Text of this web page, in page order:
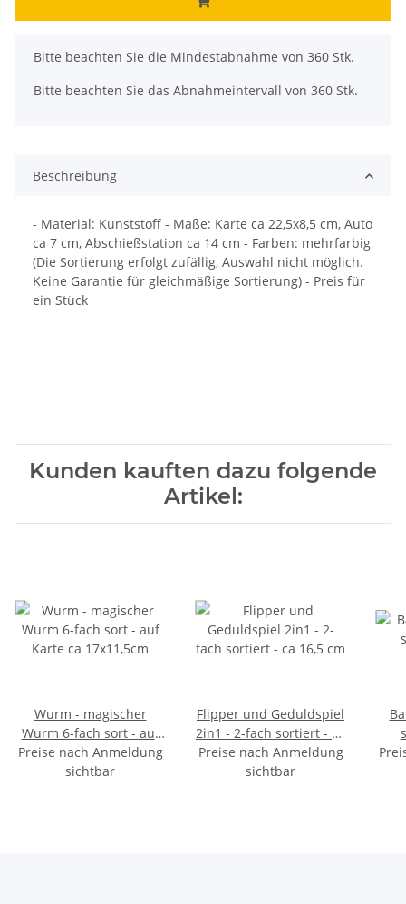
x
Bitte beachten Sie die Mindestabnahme von 360 Stk.
Bitte beachten Sie das Abnahmeintervall von 360 Stk.
Beschreibung
- Material: Kunststoff - Maße: Karte ca 22,5x8,5 cm, Auto
ca 7 cm, Abschießstation ca 14 cm - Farben: mehrfarbig
(Die Sortierung erfolgt zufällig, Auswahl nicht möglich.
Keine Garantie für gleichmäßige Sortierung) - Preis für
ein Stück
Kunden kauften dazu folgende
Artikel:
Wurm - magischer
Wurm 6-fach sort - auf
Karte ca 17x11,5cm
Preise nach Anmeldung
sichtbar
Flipper und Geduldspiel
2in1 - 2-fach sortiert - ca
16,5 cm
Preise nach Anmeldung
sichtbar